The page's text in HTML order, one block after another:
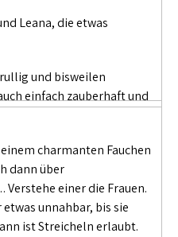
Leana, die etwas
und bisweilen
einfach zauberhaft und
charmanten Fauchen
dann über
einer die Frauen.
unnahbar, bis sie
ist Streicheln erlaubt.